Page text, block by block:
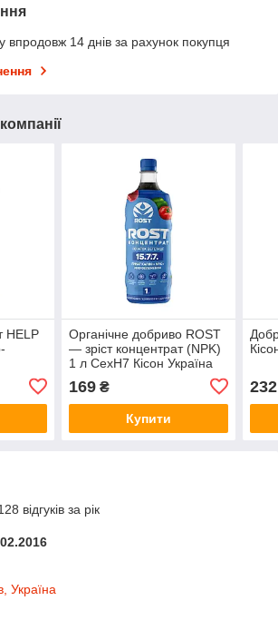
впродовж 14 днів за рахунок покупця
HELP
Органічне добриво ROST
— зріст концентрат (NPK)
1 л CexH7 Кісон Україна
169₴
Купити
232
відгуків за рік
Україна